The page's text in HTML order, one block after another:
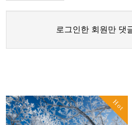
로그인한 회원만 댓
Hot